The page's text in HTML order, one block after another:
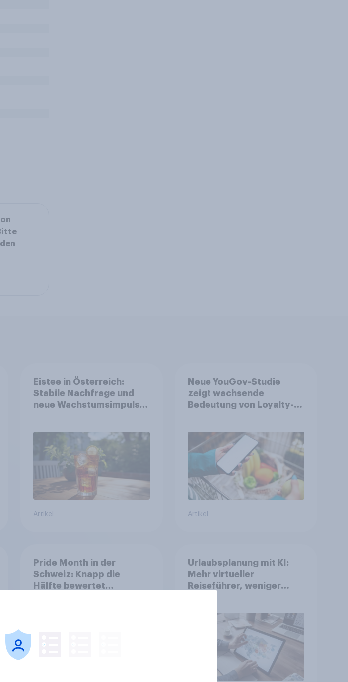
Eistee in Österreich:
Stabile Nachfrage und
neue Wachstumsimpulse
Artikel
Neue YouGov-Studie
zeigt wachsende
Bedeutung von Loyalty-
Artikel
Pride Month in der
Schweiz: Knapp die
Hälfte bewertet
Urlaubsplanung mit KI:
Mehr virtueller
Reiseführer, weniger